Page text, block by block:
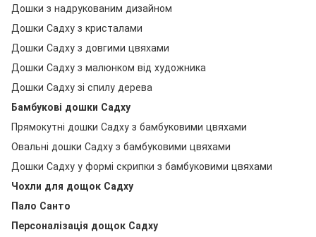
Дошки з надрукованим дизайном
Дошки Садху з кристалами
Дошки Садху з довгими цвяхами
Дошки Садху з малюнком від художника
Дошки Садху зі спилу дерева
Бамбукові дошки Садху
Прямокутні дошки Садху з бамбуковими цвяхами
Овальні дошки Садху з бамбуковими цвяхами
Дошки Садху у формі скрипки з бамбуковими цвяхами
Чохли для дощок Садху
Пало Санто
Персоналізація дощок Садху